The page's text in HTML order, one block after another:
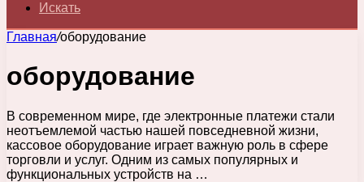
Искать
Главная/оборудование
оборудование
В современном мире, где электронные платежи стали
неотъемлемой частью нашей повседневной жизни,
кассовое оборудование играет важную роль в сфере
торговли и услуг. Одним из самых популярных и
функциональных устройств на …